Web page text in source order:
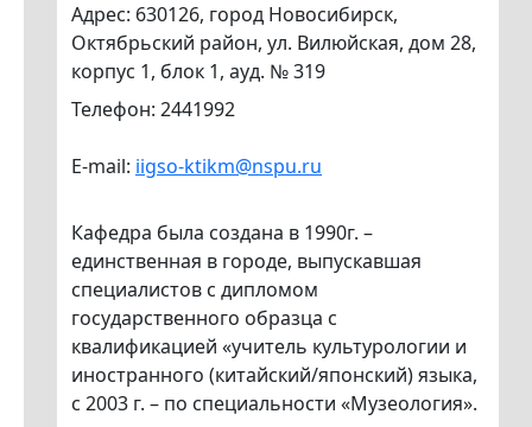
Адрес: 630126, город Новосибирск,
Октябрьский район, ул. Вилюйская, дом 28,
корпус 1, блок 1, ауд. № 319
Телефон: 2441992
E-mail: iigso-ktikm@nspu.ru
Кафедра была создана в 1990г. –
единственная в городе, выпускавшая
специалистов с дипломом
государственного образца с
квалификацией «учитель культурологии и
иностранного (китайский/японский) языка,
с 2003 г. – по специальности «Музеология».